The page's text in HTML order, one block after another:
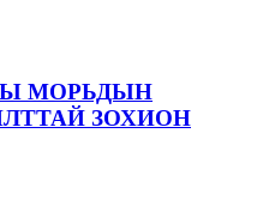
МОРЬДЫН
ЗОХИОН